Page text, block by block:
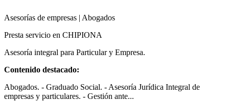
Asesorías de empresas | Abogados
Presta servicio en CHIPIONA
Asesoría integral para Particular y Empresa.
Contenido destacado:
Abogados. - Graduado Social. - Asesoría Jurídica Integral de
empresas y particulares. - Gestión ante...